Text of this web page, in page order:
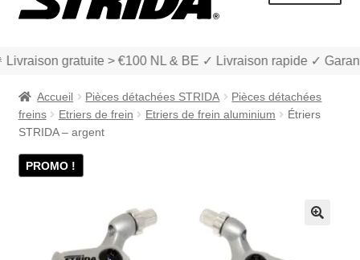
la
contenu
Les Modèles
Ouvrir
Mon compte et Support
gratuite > €100 NL & BE ✓ Livraison rapide ✓
Accueil Pièces détachées STRIDA
Pièces détachées
freins
Etriers de frein Etriers de frein aluminium
Étriers
STRIDA – argent
PROMO !